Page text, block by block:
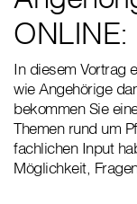
In diesem Vortrag
wie Angehörige
bekommen Sie
Themen rund um
fachlichen Input
Möglichkeit,